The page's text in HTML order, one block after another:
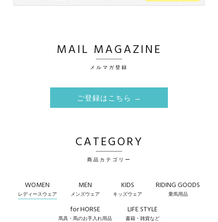
MAIL MAGAZINE
メルマガ登録
ご登録はこちら →
CATEGORY
商品カテゴリー
WOMEN
レディースウェア
MEN
メンズウェア
KIDS
キッズウェア
RIDING GOODS
乗馬用品
for HORSE
馬具・馬のお手入れ用品
LIFE STYLE
書籍・雑貨など